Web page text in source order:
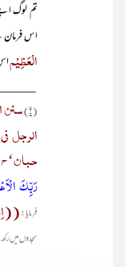
تم لوگ
اس
الْعَظِیْم
(۱) سنن
حبان‘ ح
رَبِّکَ
فرمایا:
سجدوں میں